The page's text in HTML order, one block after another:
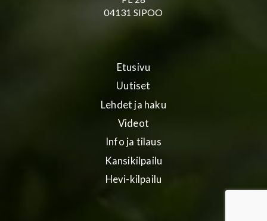
04131 SIPOO
Etusivu
Uutiset
Lehdet ja haku
Videot
Info ja tilaus
Kansikilpailu
Hevi-kilpailu